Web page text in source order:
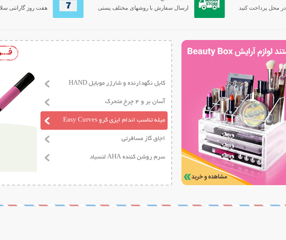
محل پرداخت کنید
ارسال سفارش با روشهای مختلف پستی
هفت روز گارانتی
کابل نگهدارنده و شارژر موبایل HAND
آسان بر و 4 چرخ متحرک
میله تناسب اندام ایزی کرو Easy Curves
اجاق گاز مسافرتی
سرم روشن کننده AHA لنسیاد